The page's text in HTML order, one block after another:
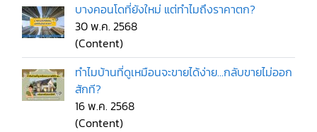
บางคอนโดที่ยังใหม่ แต่ทำไมถึงราคาตก?
30 พ.ค. 2568
(Content)
ทำไมบ้านที่ดูเหมือนจะขายได้ง่าย...กลับขายไม่ออก
สักที?
16 พ.ค. 2568
(Content)